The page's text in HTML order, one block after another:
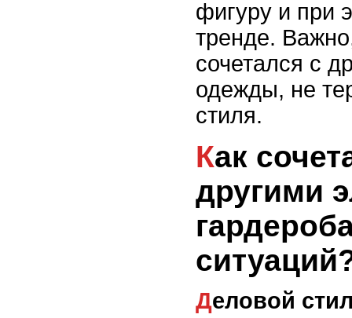
фигуру и при
тренде.
сочетался с
одежды, не
стиля.
Как сочетать жакет с
другими
Деловой